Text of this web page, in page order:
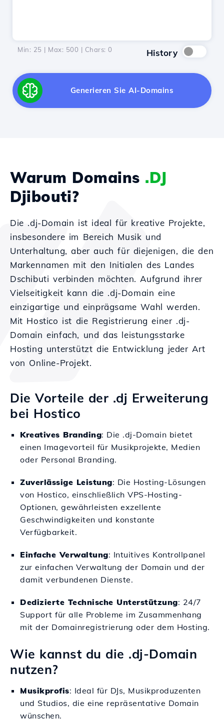
Min: 25 | Max: 500 | Chars: 0 History
Generieren Sie AI-Domains
Warum Domains .DJ
Djibouti?
Die .dj-Domain ist ideal für kreative Projekte,
insbesondere im Bereich Musik und
Unterhaltung, aber auch für diejenigen, die den
Markennamen mit den Initialen des Landes
Dschibuti verbinden möchten. Aufgrund ihrer
Vielseitigkeit kann die .dj-Domain eine
einzigartige und einprägsame Wahl werden.
Mit Hostico ist die Registrierung einer .dj-
Domain einfach, und das leistungsstarke
Hosting unterstützt die Entwicklung jeder Art
von Online-Projekt.
Die Vorteile der .dj Erweiterung
bei Hostico
Kreatives Branding: Die .dj-Domain bietet
einen Imagevorteil für Musikprojekte, Medien
oder Personal Branding.
Zuverlässige Leistung: Die Hosting-Lösungen
von Hostico, einschließlich VPS-Hosting-
Optionen, gewährleisten exzellente
Geschwindigkeiten und konstante
Verfügbarkeit.
Einfache Verwaltung: Intuitives Kontrollpanel
zur einfachen Verwaltung der Domain und der
damit verbundenen Dienste.
Dedizierte Technische Unterstützung: 24/7
Support für alle Probleme im Zusammenhang
mit der Domainregistrierung oder dem Hosting.
Wie kannst du die .dj-Domain
nutzen?
Musikprofis: Ideal für DJs, Musikproduzenten
und Studios, die eine repräsentative Domain
wünschen.